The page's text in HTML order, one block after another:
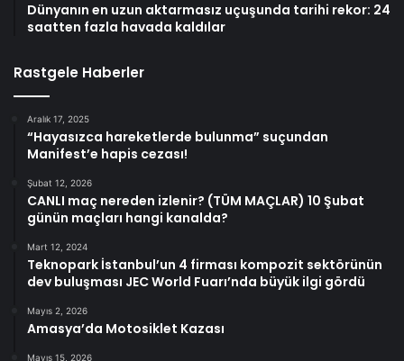
Dünyanın en uzun aktarmasız uçuşunda tarihi rekor: 24
saatten fazla havada kaldılar
Rastgele Haberler
Aralık 17, 2025
“Hayasızca hareketlerde bulunma” suçundan
Manifest’e hapis cezası!
Şubat 12, 2026
CANLI maç nereden izlenir? (TÜM MAÇLAR) 10 Şubat
günün maçları hangi kanalda?
Mart 12, 2024
Teknopark İstanbul’un 4 firması kompozit sektörünün
dev buluşması JEC World Fuarı’nda büyük ilgi gördü
Mayıs 2, 2026
Amasya’da Motosiklet Kazası
Mayıs 15, 2026